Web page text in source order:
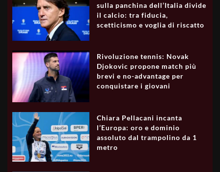
sulla panchina dell’Italia divide
il calcio: tra fiducia,
scetticismo e voglia di riscatto
Rivoluzione tennis: Novak
Djokovic propone match più
brevi e no-advantage per
conquistare i giovani
Chiara Pellacani incanta
l’Europa: oro e dominio
assoluto dal trampolino da 1
metro